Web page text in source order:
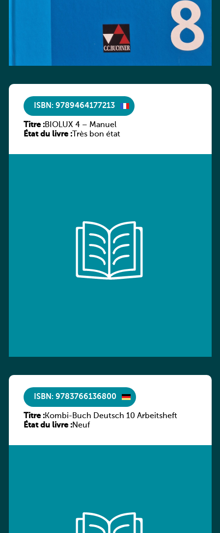
ISBN: 9789464177213
Titre :BIOLUX 4 – Manuel
État du livre :Très bon état
ISBN: 9783766136800
Titre :Kombi-Buch Deutsch 10 Arbeitsheft
État du livre :Neuf